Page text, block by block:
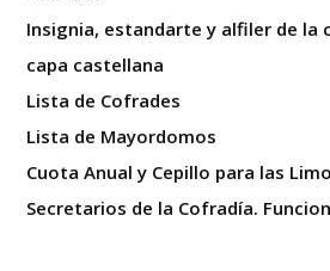
Insignia, estandarte y alfiler de la
capa castellana
Lista de Cofrades
Lista de Mayordomos
Cuota Anual y Cepillo para las
Secretarios de la Cofradía.